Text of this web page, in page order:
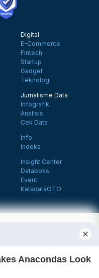
Digital
E-Commerce
Fintech
Startup
Gadget
Teknologi
Jurnalisme Data
Infografik
Analisis
Cek Data
Info
Indeks
Insight Center
Databoks
Event
KatadataOTO